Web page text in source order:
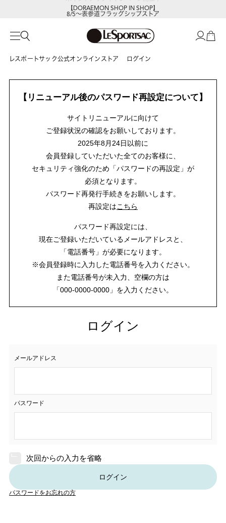
【DORAEMON SHOP IN SHOP】
8/5～表参道フラッグシップストア
レスポートサック公式オンラインストア ログイン
【リニューアル後のパスワード再設定について】
サイトリニューアルに向けて
ご登録状況の確認をお願いしております。
2025年8月24日以前に
会員登録していただいた全てのお客様に、
セキュリティ強化のため「パスワードの再設定」が
必須となります。
パスワード再発行手続きをお願いします。
再設定はこちら
パスワード再設定には、
現在ご登録いただいているメールアドレスと、
「電話番号」が必要になります。
※会員登録時に入力した電話番号を入力ください。
また電話番号が未入力、空欄の方は
「000-0000-0000」を入力ください。
ログイン
メールアドレス
パスワード
次回からの入力を省略
ログイン
パスワードをお忘れの方